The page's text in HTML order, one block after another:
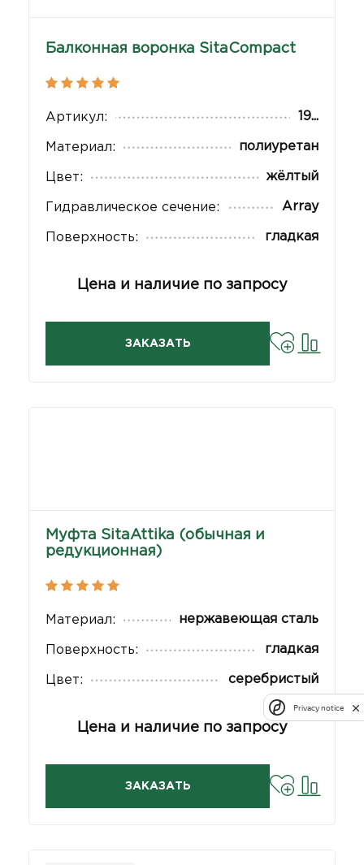
Балконная воронка SitaCompact
Артикул: 19...
Материал: полиуретан
Цвет: жёлтый
Гидравлическое сечение: Array
Поверхность: гладкая
Цена и наличие по запросу
ЗАКАЗАТЬ
Муфта SitaAttika (обычная и
редукционная)
Материал: нержавеющая сталь
Поверхность: гладкая
Цвет: серебристый
Цена и наличие по запросу
ЗАКАЗАТЬ
Privacy notice